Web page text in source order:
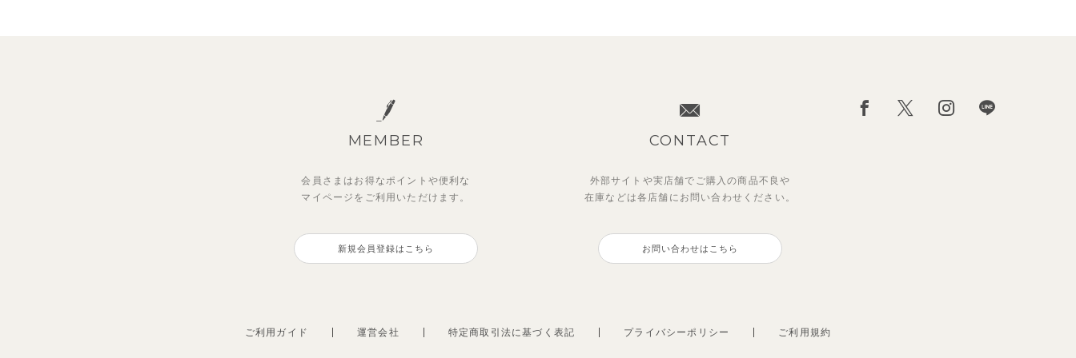
MEMBER
会員さまはお得なポイントや便利な
マイページを ご利用いただけます。
新規会員登録はこちら
CONTACT
外部サイトや実店舗でご購入の商品不良や
在庫などは各店舗に お問い合わせください。
お問い合わせはこちら
ご利用ガイド 運営会社 特定商取引法に基づく表記 プライバシーポリシー ご利用規約